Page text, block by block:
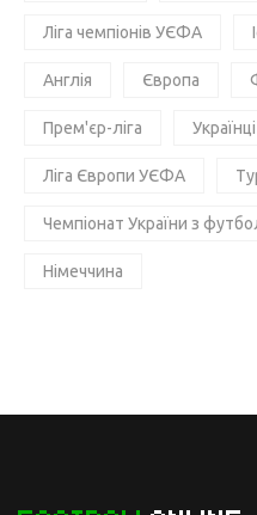
Ліга чемпіонів УЄФА
Англія Європа
Прем'єр-ліга Українці
Ліга Європи УЄФА
Чемпіонат України з
Німеччина